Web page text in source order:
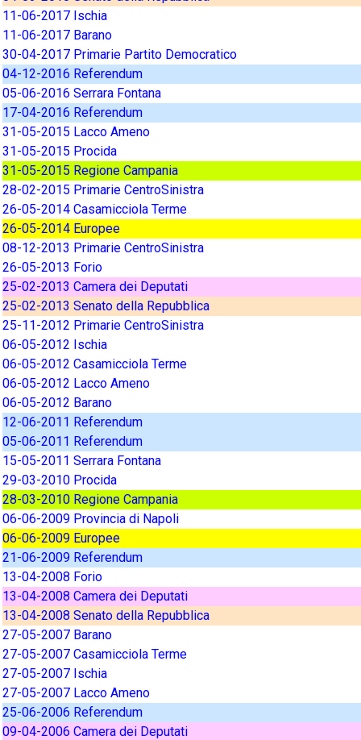
11-06-2017 Ischia
11-06-2017 Barano
30-04-2017 Primarie Partito Democratico
04-12-2016 Referendum
05-06-2016 Serrara Fontana
17-04-2016 Referendum
31-05-2015 Lacco Ameno
31-05-2015 Procida
31-05-2015 Regione Campania
28-02-2015 Primarie CentroSinistra
26-05-2014 Casamicciola Terme
26-05-2014 Europee
08-12-2013 Primarie CentroSinistra
26-05-2013 Forio
25-02-2013 Camera dei Deputati
25-02-2013 Senato della Repubblica
25-11-2012 Primarie CentroSinistra
06-05-2012 Ischia
06-05-2012 Casamicciola Terme
06-05-2012 Lacco Ameno
06-05-2012 Barano
12-06-2011 Referendum
05-06-2011 Referendum
15-05-2011 Serrara Fontana
29-03-2010 Procida
28-03-2010 Regione Campania
06-06-2009 Provincia di Napoli
06-06-2009 Europee
21-06-2009 Referendum
13-04-2008 Forio
13-04-2008 Camera dei Deputati
13-04-2008 Senato della Repubblica
27-05-2007 Barano
27-05-2007 Casamicciola Terme
27-05-2007 Ischia
27-05-2007 Lacco Ameno
25-06-2006 Referendum
09-04-2006 Camera dei Deputati